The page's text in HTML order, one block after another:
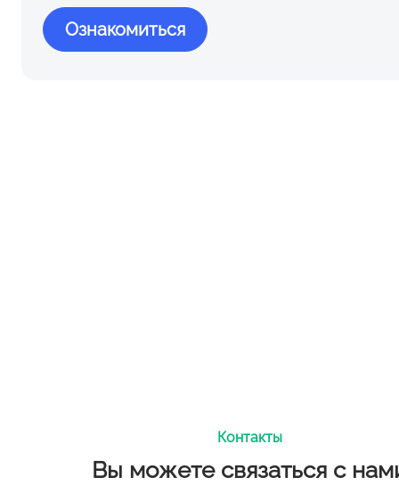
Ознакомиться
Контакты
Вы можете связаться с